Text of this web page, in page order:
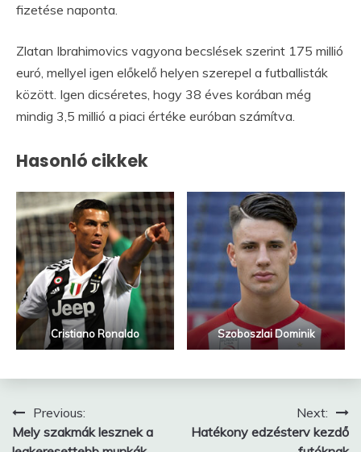
fizetése naponta.
Zlatan Ibrahimovics vagyona becslések szerint 175 millió
euró, mellyel igen előkelő helyen szerepel a futballisták
között. Igen dicséretes, hogy 38 éves korában még
mindig 3,5 millió a piaci értéke euróban számítva.
Hasonló cikkek
Cristiano Ronaldo Szoboszlai Dominik
Bejegyzés
navigáció
Previous:
Mely szakmák lesznek a
Next:
Hatékony edzésterv kezdő